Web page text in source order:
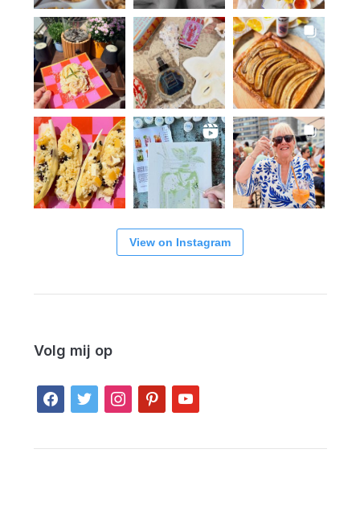
View on Instagram
Volg mij op
facebook
twitter instagrampinterestyoutube